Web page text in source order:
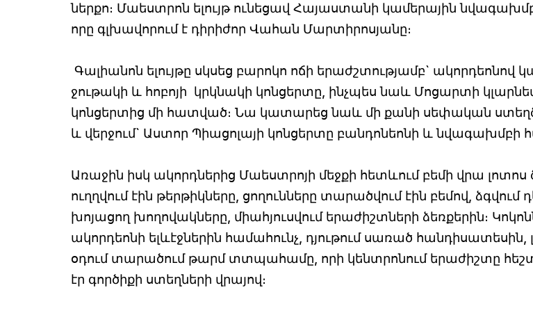
ներքո։ Մաեստրոն ելույթ ունեցավ Հայաստանի կամերային
որը գլխավորում է դիրիժոր Վահան Մարտիրոսյանը։
Գալիանոն ելույթը սկսեց բարոկո ոճի երաժշտությամբ` ակորդեոնով
ջութակի և հոբոյի կրկնակի կոնցերտը, ինչպես նաև Մոցարտի
կոնցերտից մի հատված։ Նա կատարեց նաև մի քանի սեփական
և վերջում` Աստոր Պիացոլայի կոնցերտը բանդոնեոնի և նվագախմբի
Առաջին իսկ ակորդներից Մաեստրոյի մեջքի հետևում բեմի վրա
ուղղվում էին թերթիկները, ցողունները տարածվում էին բեմով, ձգվում
խոյացող խողովակները, միահյուսվում երաժիշտների ձեռքերին։
ակորդեոնի ելևէջներին համահունչ, դյութում սառած հանդիսատեսին,
օդում տարածում թարմ տտպահամը, որի կենտրոնում երաժիշտը
էր գործիքի ստեղների վրայով։